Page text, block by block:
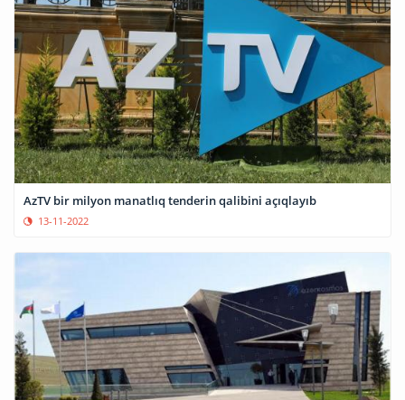
AzTV bir milyon manatlıq tenderin qalibini açıqlayıb
13-11-2022